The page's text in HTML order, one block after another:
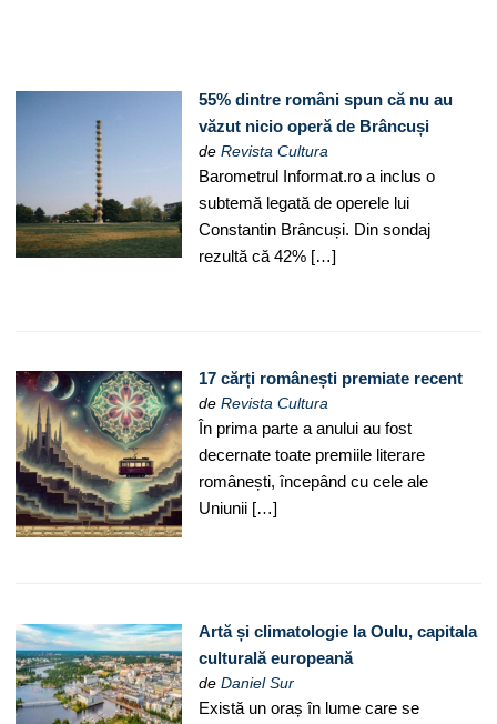
55% dintre români spun că nu au
văzut nicio operă de Brâncuși
deRevista Cultura
Barometrul Informat.ro a inclus o
subtemă legată de operele lui
Constantin Brâncuși. Din sondaj
rezultă că 42% […]
17 cărți românești premiate recent
deRevista Cultura
În prima parte a anului au fost
decernate toate premiile literare
românești, începând cu cele ale
Uniunii […]
Artă și climatologie la Oulu, capitala
culturală europeană
deDaniel Sur
Există un oraș în lume care se